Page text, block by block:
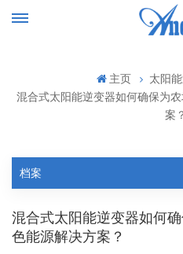
主页
太阳
混合式太阳能逆变器如何确保为
案
档案
混合式太阳能逆变器如何
色能源解决方案？